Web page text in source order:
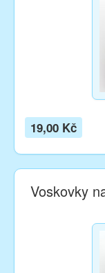
19,00 Kč
Voskovky